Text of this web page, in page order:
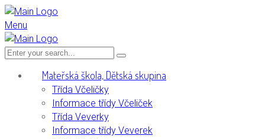
Menu
Mateřská škola, Dětská skupina
Třída Včeličky
Informace třídy Včeliček
Třída Veverky
Informace třídy Veverek